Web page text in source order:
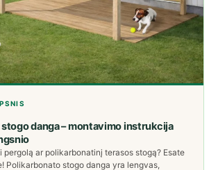
danga – montavimo instrukcija
pergolą ar polikarbonatinį terasos stogą? Esate
Polikarbonato stogo danga yra lengvas,